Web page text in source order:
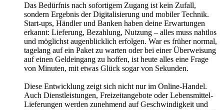
Das Bedürfnis nach sofortigem Zugang ist kein Zufall,
sondern Ergebnis der Digitalisierung und mobiler Technik.
Start-ups, Händler und Banken haben deine Erwartungen
erkannt: Lieferung, Bezahlung, Nutzung – alles muss nahtlos
und möglichst augenblicklich erfolgen. War es früher normal,
tagelang auf ein Paket zu warten oder bei einer Überweisung
auf einen Geldeingang zu hoffen, ist heute alles eine Frage
von Minuten, mit etwas Glück sogar von Sekunden.
Diese Entwicklung zeigt sich nicht nur im Online-Handel.
Auch Dienstleistungen, Freizeitangebote oder Lebensmittel-
Lieferungen werden zunehmend auf Geschwindigkeit und